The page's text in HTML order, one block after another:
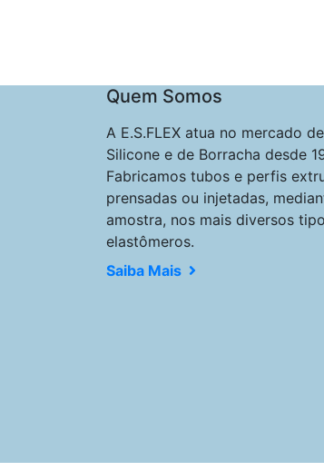
Quem Somos
A E.S.FLEX atua no mercado
Silicone e de Borracha desde
Fabricamos tubos e perfis
prensadas ou injetadas,
amostra, nos mais diversos
elastômeros.
Saiba Mais